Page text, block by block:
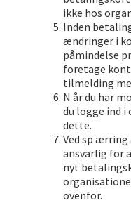
ikke hos
Inden
ændringer i
påmindelse
foretage
tilmelding
N år du har
du logge ind
dette.
Ved sp
ansvarlig for
nyt
ovenfor.